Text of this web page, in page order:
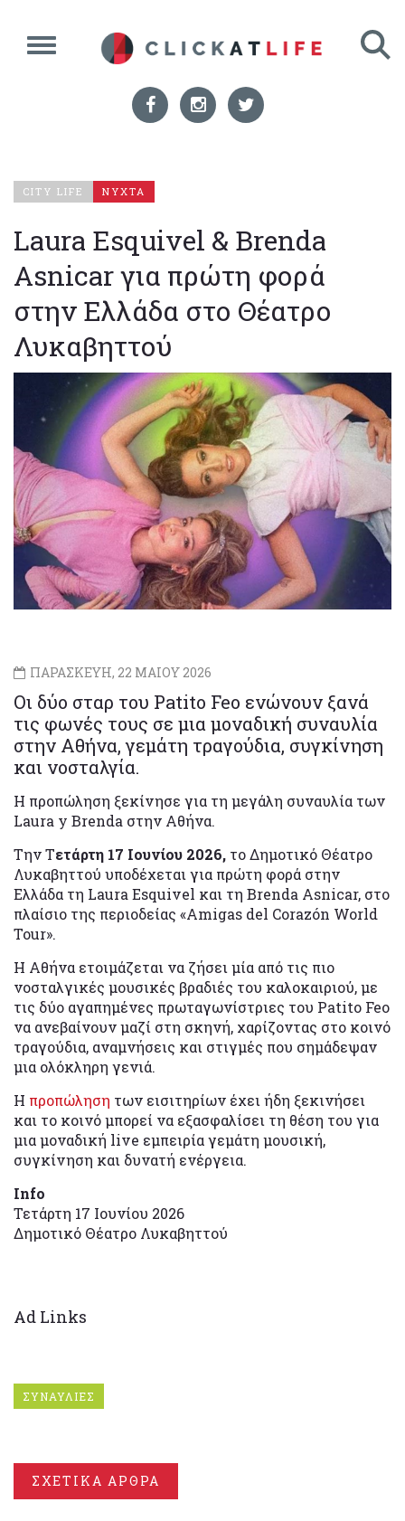
CITY LIFE ΝΥΧΤΑ
Laura Esquivel & Brenda
Asnicar για πρώτη φορά
στην Ελλάδα στο Θέατρο
Λυκαβηττού
ΠΑΡΑΣΚΕΥΗ, 22 ΜΑΙΟΥ 2026
Οι δύο σταρ του Patito Feo ενώνουν ξανά
τις φωνές τους σε μια μοναδική συναυλία
στην Αθήνα, γεμάτη τραγούδια, συγκίνηση
και νοσταλγία.
Η προπώληση ξεκίνησε για τη μεγάλη συναυλία των
Laura y Brenda στην Αθήνα.
Την Τετάρτη 17 Ιουνίου 2026, το Δημοτικό Θέατρο
Λυκαβηττού υποδέχεται για πρώτη φορά στην
Ελλάδα τη Laura Esquivel και τη Brenda Asnicar, στο
πλαίσιο της περιοδείας «Amigas del Corazón World
Tour».
Η Αθήνα ετοιμάζεται να ζήσει μία από τις πιο
νοσταλγικές μουσικές βραδιές του καλοκαιριού, με
τις δύο αγαπημένες πρωταγωνίστριες του Patito Feo
να ανεβαίνουν μαζί στη σκηνή, χαρίζοντας στο κοινό
τραγούδια, αναμνήσεις και στιγμές που σημάδεψαν
μια ολόκληρη γενιά.
Η προπώληση των εισιτηρίων έχει ήδη ξεκινήσει
και το κοινό μπορεί να εξασφαλίσει τη θέση του για
μια μοναδική live εμπειρία γεμάτη μουσική,
συγκίνηση και δυνατή ενέργεια.
Info
Τετάρτη 17 Ιουνίου 2026
Δημοτικό Θέατρο Λυκαβηττού
Ad Links
ΣΥΝΑΥΛΙΕΣ
ΣΧΕΤΙΚΑ ΑΡΘΡΑ